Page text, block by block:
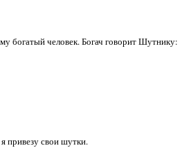
богатый человек. Богач говорит Шутнику:
привезу свои шутки.